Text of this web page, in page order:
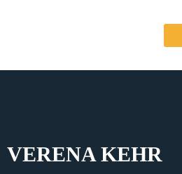
VERENA KEHR